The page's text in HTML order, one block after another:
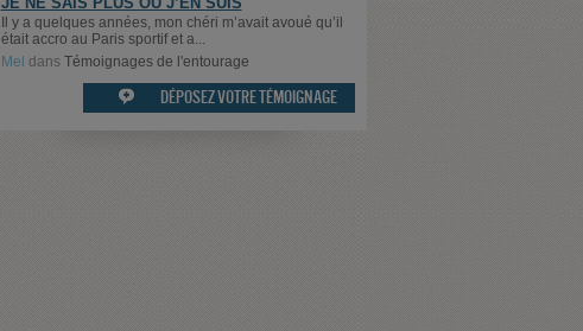
Il y a quelques années, mon chéri m’avait avoué qu’il
était accro au Paris sportif et a...
Mel dans Témoignages de l'entourage
 DÉPOSEZ VOTRE TÉMOIGNAGE